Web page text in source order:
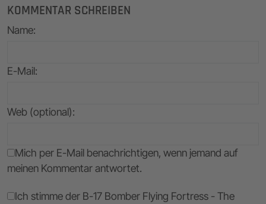
KOMMENTAR SCHREIBEN
Name:
E-Mail:
Web (optional):
Mich per E-Mail benachrichtigen, wenn jemand auf
meinen Kommentar antwortet.
Ich stimme der B-17 Bomber Flying Fortress - The